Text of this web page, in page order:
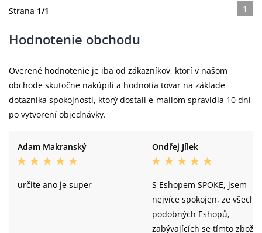
Strana 1/1 1
Hodnotenie obchodu
Overené hodnotenie je iba od zákazníkov, ktorí v našom
obchode skutočne nakúpili a hodnotia tovar na základe
dotazníka spokojnosti, ktorý dostali e-mailom spravidla 10 dní
po vytvorení objednávky.
Adam Makranský
určite ano je super
Ondřej Jílek
S Eshopem SPOKE, jsem
nejvíce spokojen, ze všech
podobných Eshopů,
zabývajících se tímto